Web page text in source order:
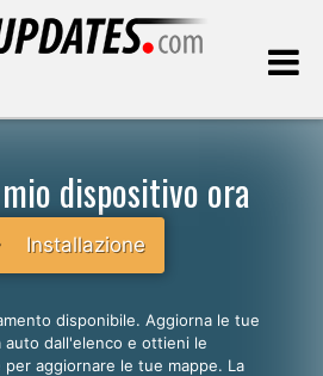
dispositivo ora
Installazione
disponibile. Aggiorna le tue
auto dall'elenco e ottieni le
aggiornare le tue mappe. La